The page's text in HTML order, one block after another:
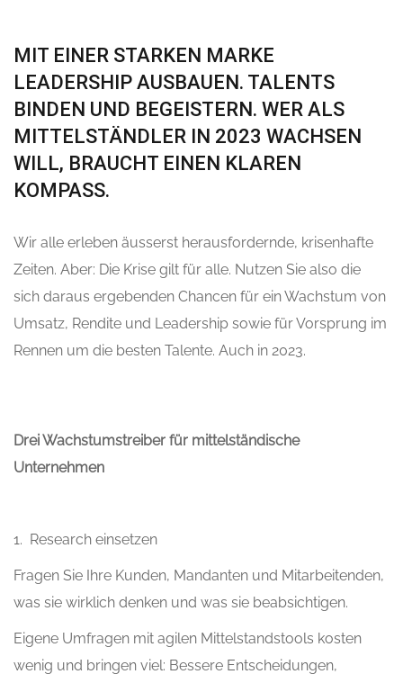
MIT EINER STARKEN MARKE
LEADERSHIP AUSBAUEN. TALENTS
BINDEN UND BEGEISTERN. WER ALS
MITTELSTÄNDLER IN 2023 WACHSEN
WILL, BRAUCHT EINEN KLAREN
KOMPASS.
Wir alle erleben äusserst herausfordernde, krisenhafte
Zeiten. Aber: Die Krise gilt für alle. Nutzen Sie also die
sich daraus ergebenden Chancen für ein Wachstum von
Umsatz, Rendite und Leadership sowie für Vorsprung im
Rennen um die besten Talente. Auch in 2023.
Drei Wachstumstreiber für mittelständische
Unternehmen
1. Research einsetzen
Fragen Sie Ihre Kunden, Mandanten und Mitarbeitenden,
was sie wirklich denken und was sie beabsichtigen.
Eigene Umfragen mit agilen Mittelstandstools kosten
wenig und bringen viel: Bessere Entscheidungen,